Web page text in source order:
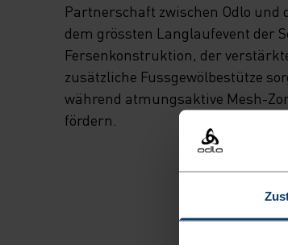
Partnerschaft zwischen Odlo
dem grössten Langlaufevent der
Fersenkonstruktion, der
zusätzliche Fussgewölbestütze
während atmungsaktive Mesh-
fördern.